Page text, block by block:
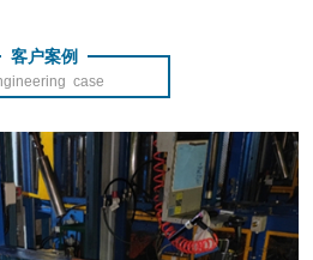
客户案例
case